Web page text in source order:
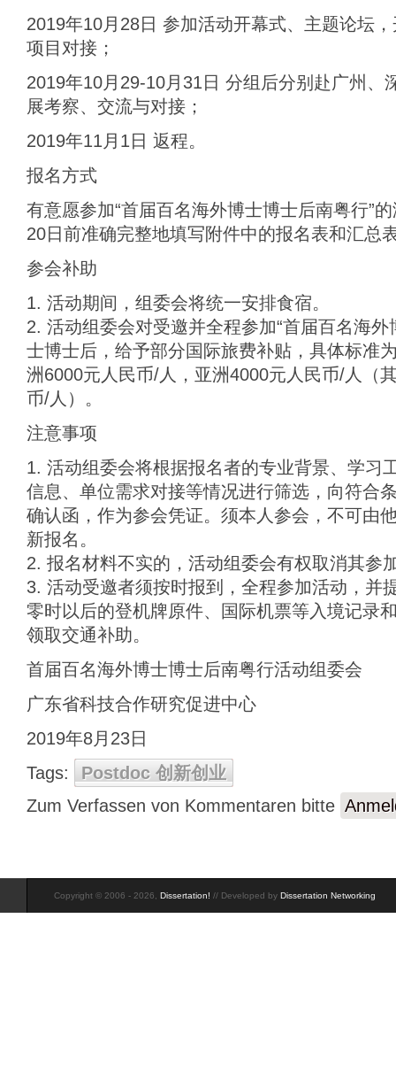
2019年10月28日 参加活动开幕式、主题论坛
项目对接；
2019年10月29-10月31日 分组后分别赴广州、
展考察、交流与对接；
2019年11月1日 返程。
报名方式
有意愿参加“首届百名海外博士博士后南粤行”
20日前准确完整地填写附件中的报名表和汇总
参会补助
1. 活动期间，组委会将统一安排食宿。
2. 活动组委会对受邀并全程参加“首届百名海
士博士后，给予部分国际旅费补贴，具体标准
洲6000元人民币/人，亚洲4000元人民币/人（
币/人）。
注意事项
1. 活动组委会将根据报名者的专业背景、学习
信息、单位需求对接等情况进行筛选，向符合
确认函，作为参会凭证。须本人参会，不可由
新报名。
2. 报名材料不实的，活动组委会有权取消其参
3. 活动受邀者须按时报到，全程参加活动，并
零时以后的登机牌原件、国际机票等入境记录
领取交通补助。
首届百名海外博士博士后南粤行活动组委会
广东省科技合作研究促进中心
2019年8月23日
Tags:
Postdoc 创新创业
Zum Verfassen von Kommentaren bitte
Copyright © 2006 - 2026, Dissertation! // Developed by Dissertation Networking